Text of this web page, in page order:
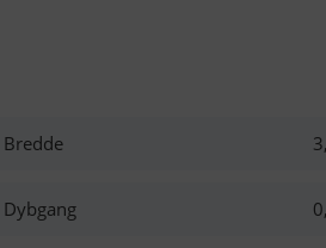
Bredde
Dybgang